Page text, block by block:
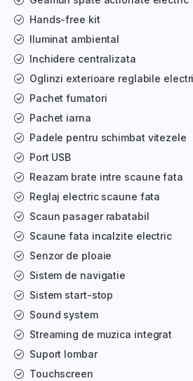
Hands-free kit
Iluminat ambiental
Inchidere centralizata
Oglinzi exterioare reglabile
Pachet fumatori
Pachet iarna
Padele pentru schimbat vitezele
Port USB
Reazam brate intre scaune fata
Reglaj electric scaune fata
Scaun pasager rabatabil
Scaune fata incalzite electric
Senzor de ploaie
Sistem de navigatie
Sistem start-stop
Sound system
Streaming de muzica integrat
Suport lombar
Touchscreen